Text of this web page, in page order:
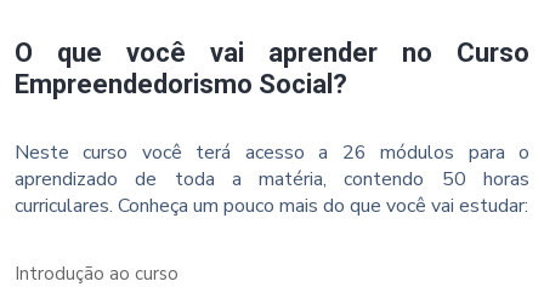
O que você vai aprender no Curso
Empreendedorismo Social?
Neste curso você terá acesso a 26 módulos para o
aprendizado de toda a matéria, contendo 50 horas
curriculares. Conheça um pouco mais do que você vai estudar:
Introdução ao curso